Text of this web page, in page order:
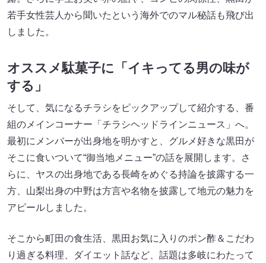
若手女性芸人から聞いたという海外でのマル秘話も飛び出
しました。
オススメ駄菓子に「イキってる男の味が
する」
そして、気になるチラシをピックアップして紹介する、番
組のメインコーナー「チラシヘッドラインニュース」へ。
最初にメンバーが出身地を明かすと、グルメ好きな黒田が
そこに食いついて“御当地メニュー”の話を展開します。さ
らに、ヤスの出身地である長崎をめぐる持論を披露する一
方、山梨出身の中野は方言や名物を披露して地元の魅力を
アピールしました。
そこから町田の食生活、黒田お気に入りのポン酢＆こだわ
り過ぎる料理、ダイエット話など、話題は多岐にわたって